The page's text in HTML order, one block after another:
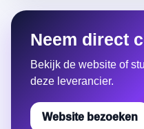
Neem direct
Bekijk de website of
deze leverancier.
Website bezoeken